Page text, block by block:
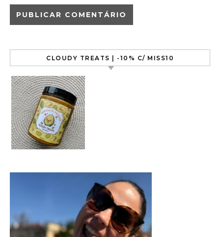
CLOUDY TREATS | -10% C/ MISS10